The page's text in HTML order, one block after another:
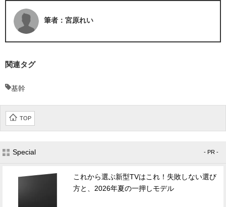
筆者：宮原れい
関連タグ
基幹
TOP
Special - PR -
これから選ぶ新型TVはこれ！失敗しない選び
方と、2026年夏の一押しモデル